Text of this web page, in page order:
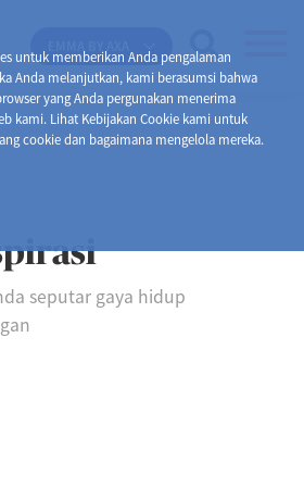
untuk memberikan Anda pengalaman
Anda melanjutkan, kami berasumsi bahwa
yang Anda pergunakan menerima
kami. Lihat Kebijakan Cookie kami untuk
cookie dan bagaimana mengelola mereka.
seputar gaya hidup